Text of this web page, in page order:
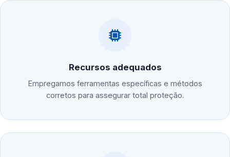
Recursos adequados
Empregamos ferramentas específicas e métodos
corretos para assegurar total proteção.